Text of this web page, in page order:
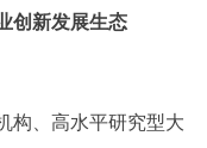
新发展生态
、高水平研究型大